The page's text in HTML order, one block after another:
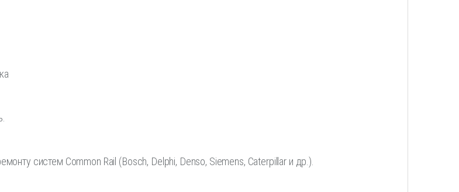
систем Common Rail (Bosch, Delphi, Denso, Siemens, Caterpillar и др.).